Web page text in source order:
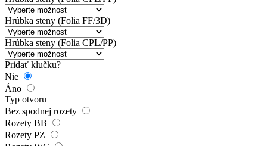
Hrúbka steny (Folia FF/3D)
Hrúbka steny (Folia CPL/PP)
Pridať klučku?
Nie
Áno
Typ otvoru
Bez spodnej rozety
Rozety BB
Rozety PZ